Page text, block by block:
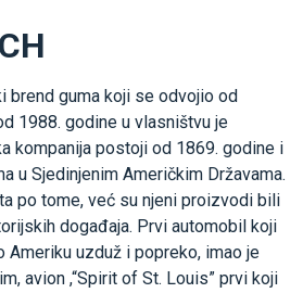
brend guma koji se odvojio od
1988. godine u vlasništvu je
kompanija postoji od 1869. godine i
u Sjedinjenim Američkim Državama.
po tome, već su njeni proizvodi bili
događaja. Prvi automobil koji
Ameriku uzduž i popreko, imao je
avion ,“Spirit of St. Louis” prvi koji